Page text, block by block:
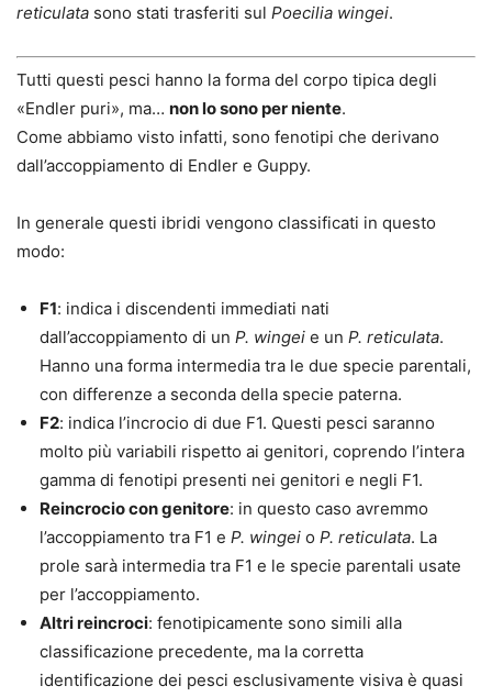
reticulata sono stati trasferiti sul Poecilia wingei.
Tutti questi pesci hanno la forma del corpo tipica degli
«Endler puri», ma… non lo sono per niente.
Come abbiamo visto infatti, sono fenotipi che derivano
dall’accoppiamento di Endler e Guppy.
In generale questi ibridi vengono classificati in questo
modo:
F1: indica i discendenti immediati nati
dall’accoppiamento di un P. wingei e un P. reticulata.
Hanno una forma intermedia tra le due specie parentali,
con differenze a seconda della specie paterna.
F2: indica l’incrocio di due F1. Questi pesci saranno
molto più variabili rispetto ai genitori, coprendo l’intera
gamma di fenotipi presenti nei genitori e negli F1.
Reincrocio con genitore: in questo caso avremmo
l’accoppiamento tra F1 e P. wingei o P. reticulata. La
prole sarà intermedia tra F1 e le specie parentali usate
per l’accoppiamento.
Altri reincroci: fenotipicamente sono simili alla
classificazione precedente, ma la corretta
identificazione dei pesci esclusivamente visiva è quasi